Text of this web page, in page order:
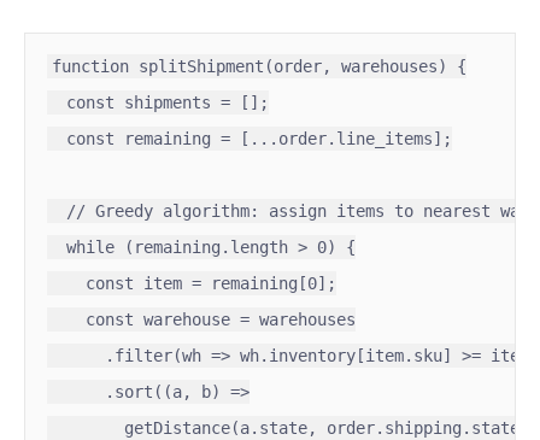
function splitShipment(order, warehouses) {
  const shipments = [];
  const remaining = [...order.line_items];
// Greedy algorithm: assign items to nearest
  while (remaining.length > 0) {
    const item = remaining[0];
    const warehouse = warehouses
.filter(wh => wh.inventory[item.sku] >=
      .sort((a, b) =>
getDistance(a.state, order.shipping.state)